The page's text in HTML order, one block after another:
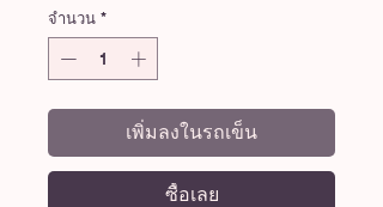
จำนวน *
เพิ่มลงในรถเข็น
ซื้อเลย